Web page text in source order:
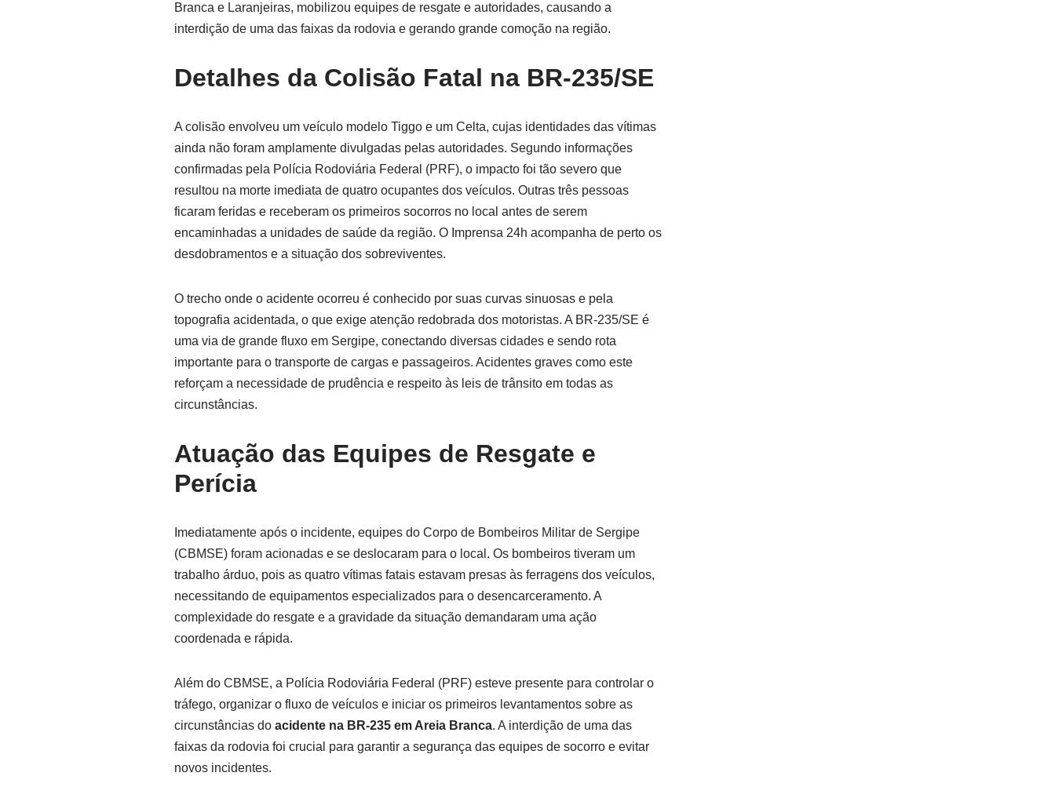
Branca e Laranjeiras, mobilizou equipes de resgate e autoridades, causando a
interdição de uma das faixas da rodovia e gerando grande comoção na região.
Detalhes da Colisão Fatal na BR-235/SE
A colisão envolveu um veículo modelo Tiggo e um Celta, cujas identidades das vítimas
ainda não foram amplamente divulgadas pelas autoridades. Segundo informações
confirmadas pela Polícia Rodoviária Federal (PRF), o impacto foi tão severo que
resultou na morte imediata de quatro ocupantes dos veículos. Outras três pessoas
ficaram feridas e receberam os primeiros socorros no local antes de serem
encaminhadas a unidades de saúde da região. O Imprensa 24h acompanha de perto os
desdobramentos e a situação dos sobreviventes.
O trecho onde o acidente ocorreu é conhecido por suas curvas sinuosas e pela
topografia acidentada, o que exige atenção redobrada dos motoristas. A BR-235/SE é
uma via de grande fluxo em Sergipe, conectando diversas cidades e sendo rota
importante para o transporte de cargas e passageiros. Acidentes graves como este
reforçam a necessidade de prudência e respeito às leis de trânsito em todas as
circunstâncias.
Atuação das Equipes de Resgate e
Perícia
Imediatamente após o incidente, equipes do Corpo de Bombeiros Militar de Sergipe
(CBMSE) foram acionadas e se deslocaram para o local. Os bombeiros tiveram um
trabalho árduo, pois as quatro vítimas fatais estavam presas às ferragens dos veículos,
necessitando de equipamentos especializados para o desencarceramento. A
complexidade do resgate e a gravidade da situação demandaram uma ação
coordenada e rápida.
Além do CBMSE, a Polícia Rodoviária Federal (PRF) esteve presente para controlar o
tráfego, organizar o fluxo de veículos e iniciar os primeiros levantamentos sobre as
circunstâncias do acidente na BR-235 em Areia Branca. A interdição de uma das
faixas da rodovia foi crucial para garantir a segurança das equipes de socorro e evitar
novos incidentes.